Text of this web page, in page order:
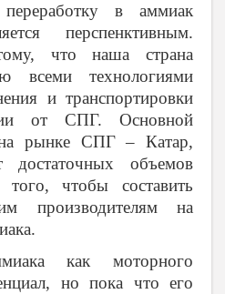
в аммиак
перспенктивным.
что наша страна
всеми технологиями
и транспортировки
от СПГ. Основной
на рынке СПГ – Катар,
объемов
чтобы составить
производителям на
как моторного
но пока что его